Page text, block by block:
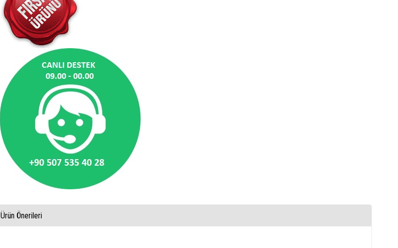
Ürün Önerileri